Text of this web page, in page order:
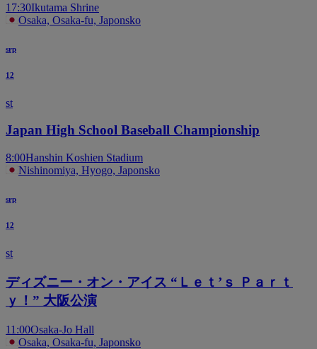
17:30Ikutama Shrine
Osaka, Osaka-fu, Japonsko
srp
12
st
Japan High School Baseball Championship
8:00Hanshin Koshien Stadium
Nishinomiya, Hyogo, Japonsko
srp
12
st
ディズニー・オン・アイス “Ｌｅｔ’ｓ Ｐａｒｔ
ｙ！” 大阪公演
11:00Osaka-Jo Hall
Osaka, Osaka-fu, Japonsko